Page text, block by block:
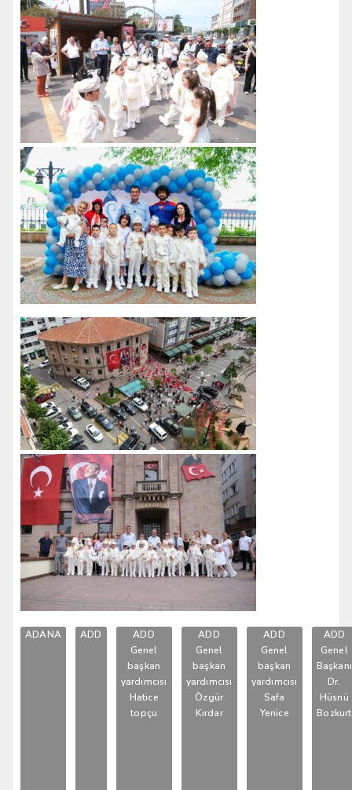
ADANA ADD
ADD
Genel
başkan
yardımcısı
Hatice
topçu
ADD
Genel
başkan
yardımcısı
Özgür
Kırdar
ADD
Genel
başkan
yardımcısı
Safa
Yenice
ADD
Genel
Başkanı
Dr.
Hüsnü
Bozkurt